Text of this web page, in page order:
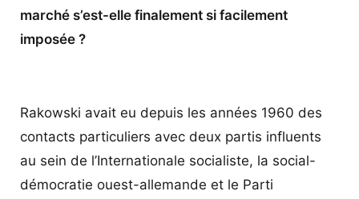
marché s’est-elle finalement si facilement
imposée ?
Rakowski avait eu depuis les années 1960 des
contacts particuliers avec deux partis influents
au sein de l’Internationale socialiste, la social-
démocratie ouest-allemande et le Parti